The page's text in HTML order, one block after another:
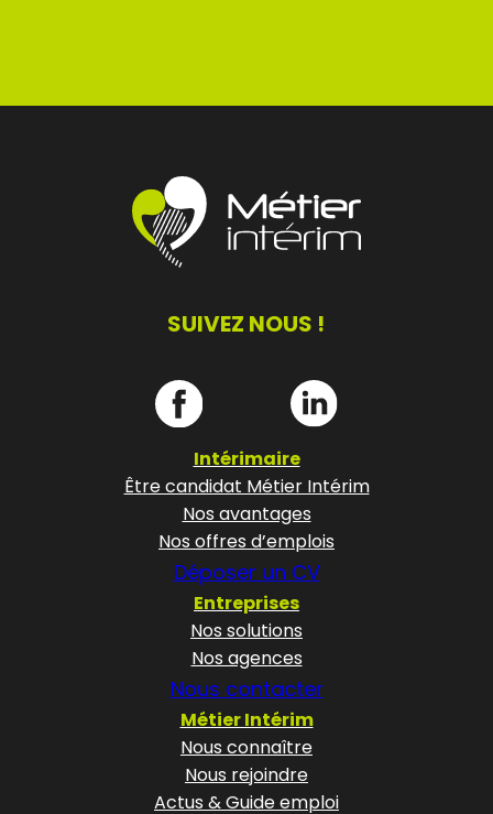
SUIVEZ NOUS !
Intérimaire
Être candidat Métier Intérim
Nos avantages
Nos offres d’emplois
Déposer un CV
Entreprises
Nos solutions
Nos agences
Nous contacter
Métier Intérim
Nous connaître
Nous rejoindre
Actus & Guide emploi